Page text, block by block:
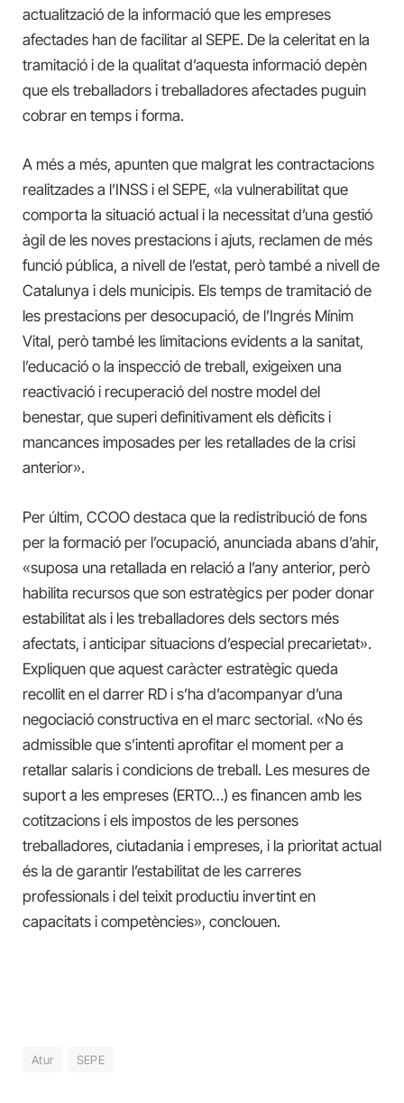
actualització de la informació que les empreses
afectades han de facilitar al SEPE. De la celeritat en la
tramitació i de la qualitat d’aquesta informació depèn
que els treballadors i treballadores afectades puguin
cobrar en temps i forma.
A més a més, apunten que malgrat les contractacions
realitzades a l’INSS i el SEPE, «la vulnerabilitat que
comporta la situació actual i la necessitat d’una gestió
àgil de les noves prestacions i ajuts, reclamen de més
funció pública, a nivell de l’estat, però també a nivell de
Catalunya i dels municipis. Els temps de tramitació de
les prestacions per desocupació, de l’Ingrés Mínim
Vital, però també les limitacions evidents a la sanitat,
l’educació o la inspecció de treball, exigeixen una
reactivació i recuperació del nostre model del
benestar, que superi definitivament els dèficits i
mancances imposades per les retallades de la crisi
anterior».
Per últim, CCOO destaca que la redistribució de fons
per la formació per l’ocupació, anunciada abans d’ahir,
«suposa una retallada en relació a l’any anterior, però
habilita recursos que son estratègics per poder donar
estabilitat als i les treballadores dels sectors més
afectats, i anticipar situacions d’especial precarietat».
Expliquen que aquest caràcter estratègic queda
recollit en el darrer RD i s’ha d’acompanyar d’una
negociació constructiva en el marc sectorial. «No és
admissible que s’intenti aprofitar el moment per a
retallar salaris i condicions de treball. Les mesures de
suport a les empreses (ERTO…) es financen amb les
cotitzacions i els impostos de les persones
treballadores, ciutadania i empreses, i la prioritat actual
és la de garantir l’estabilitat de les carreres
professionals i del teixit productiu invertint en
capacitats i competències», conclouen.
Atur SEPE